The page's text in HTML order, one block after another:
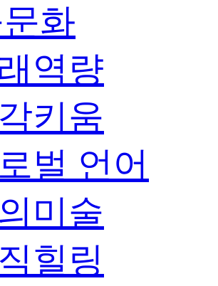
화
역량
키움
벌 언어
미술
힐링